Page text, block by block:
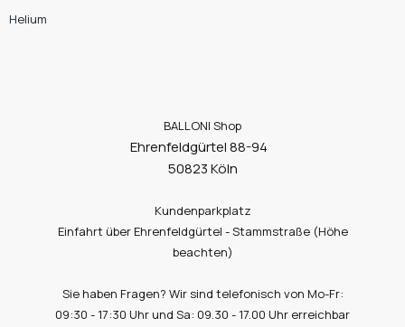
Helium
BALLONI Shop
Ehrenfeldgürtel 88-94
50823 Köln
Kundenparkplatz
Einfahrt über Ehrenfeldgürtel - Stammstraße (Höhe
beachten)
Sie haben Fragen? Wir sind telefonisch von Mo-Fr:
09:30 - 17:30 Uhr und Sa: 09.30 - 17.00 Uhr erreichbar